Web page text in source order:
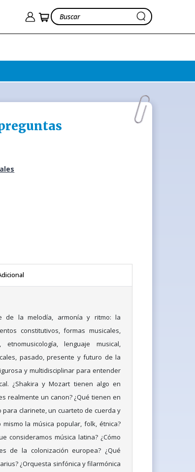
de la melodía, armonía y ritmo: la
constitutivos, formas musicales,
lenguaje musical,
pasado, presente y futuro de la
y multidisciplinar para entender
¿Shakira y Mozart tienen algo en
realmente un canon? ¿Qué tienen en
clarinete, un cuarteto de cuerda y
la música popular, folk, étnica?
consideramos música latina? ¿Cómo
de la colonización europea? ¿Qué
¿Orquesta sinfónica y filarmónica